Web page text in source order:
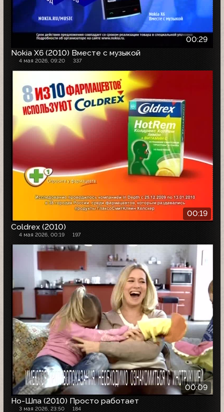
00:29
Nokia X6 (2010) Вместе с музыкой
4 мая 2026, 09:20 337
00:19
Coldrex (2010)
4 мая 2026, 00:19 197
00:09
Но-Шпа (2010) Просто работает
3 мая 2026, 23:50 184